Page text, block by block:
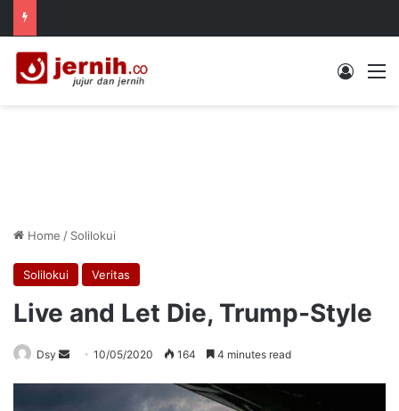
Log In
Home / Solilokui
Solilokui Veritas
Live and Let Die, Trump-Style
Dsy
Send10/05/2020 164 4 minutes read